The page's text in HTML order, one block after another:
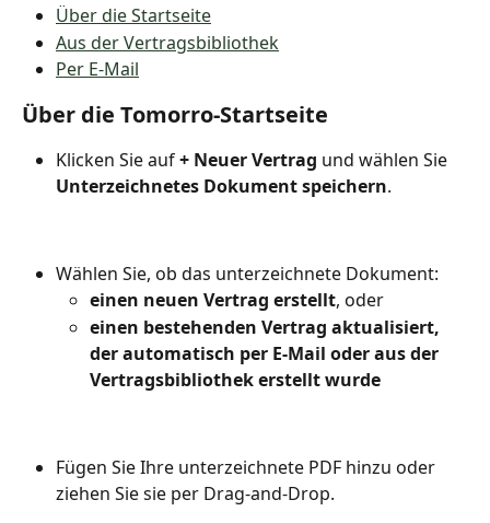
Über die Startseite
Aus der Vertragsbibliothek
Per E-Mail
Über die Tomorro-Startseite
Klicken Sie auf + Neuer Vertrag und wählen Sie
Unterzeichnetes Dokument speichern.
Wählen Sie, ob das unterzeichnete Dokument:
einen neuen Vertrag erstellt, oder
einen bestehenden Vertrag aktualisiert,
der automatisch per E-Mail oder aus der
Vertragsbibliothek erstellt wurde
Fügen Sie Ihre unterzeichnete PDF hinzu oder
ziehen Sie sie per Drag-and-Drop.